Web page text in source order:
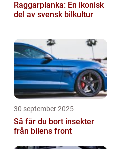
Raggarplanka: En ikonisk
del av svensk bilkultur
30 september 2025
Så får du bort insekter
från bilens front